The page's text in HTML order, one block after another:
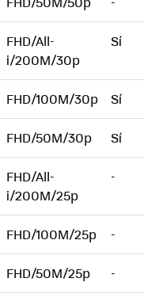
FHD/All-
i/200M/30p
Sí
FHD/100M/30p Sí
FHD/50M/30p Sí
FHD/All-
i/200M/25p
-
FHD/100M/25p -
FHD/50M/25p -